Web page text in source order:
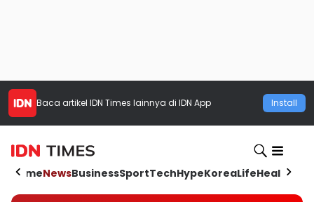
Baca artikel IDN Times lainnya di IDN App Install
HomeNewsBusinessSportTechHypeKoreaLifeHealth